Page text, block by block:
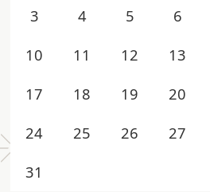
3
4 5 6
10
11 12 13
17
18 19 20
24
25 26 27
31